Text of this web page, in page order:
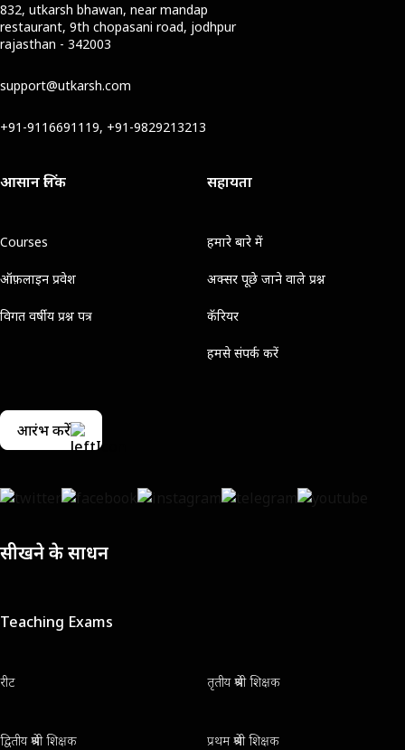
832, utkarsh bhawan, near mandap
restaurant, 9th chopasani road, jodhpur
rajasthan - 342003
support@utkarsh.com
+91-9116691119, +91-9829213213
आसान लिंक
Courses
ऑफ़लाइन प्रवेश
विगत वर्षीय प्रश्न पत्र
सहायता
हमारे बारे में
अक्सर पूछे जाने वाले प्रश्न
कॅरियर
हमसे संपर्क करें
आरंभ करें
सीखने के साधन
Teaching Exams
रीट तृतीय श्रेणी शिक्षक
द्वितीय श्रेणी शिक्षक प्रथम श्रेणी शिक्षक